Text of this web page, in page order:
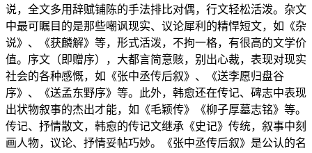
说，全文多用辞赋铺陈的手法排比对偶，行文轻松活泼。杂文
中最可瞩目的是那些嘲讽现实、议论犀利的精悍短文，如《杂
说》、《获麟解》等，形式活泼，不拘一格，有很高的文学价
值。序文（即赠序），大都言简意赅，别出心裁，表现对现实
社会的各种感慨，如《张中丞传后叙》、《送李愿归盘谷
序》、《送孟东野序》等。此外，韩愈还在传记、碑志中表现
出状物叙事的杰出才能，如《毛颖传》《柳子厚墓志铭》等。
传记、抒情散文，韩愈的传记文继承《史记》传统，叙事中刻
画人物，议论、抒情妥帖巧妙。《张中丞传后叙》是公认的名